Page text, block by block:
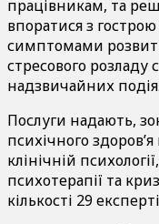
працівникам, та
впоратися з
симптомами
стресового розладу
надзвичайних
Послуги надають,
психічного
клінічній
психотерапії та
кількості 29